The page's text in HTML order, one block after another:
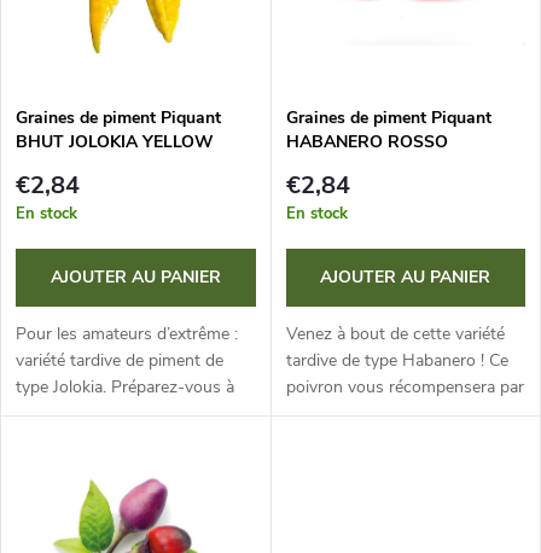
p
r
o
d
u
e
d
e
p
r
Graines de piment Piquant
BHUT JOLOKIA YELLOW
€2,84
En stock
AJOUTER AU PANIER
Pour les amateurs d’extrême :
variété tardive de piment de
type Jolokia. Préparez-vous à
une expérience vraiment
Graines de piment Piquant
HABANERO ROSSO
€2,84
En stock
AJOUTER AU PANIER
Venez à bout de cette variété
tardive de type Habanero ! Ce
poivron vous récompensera par
une saveur intense et une